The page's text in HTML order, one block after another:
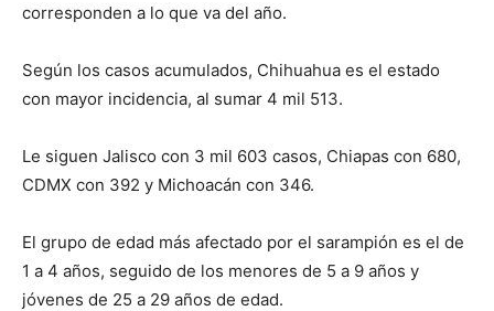
corresponden a lo que va del año.
Según los casos acumulados, Chihuahua es el estado
con mayor incidencia, al sumar 4 mil 513.
Le siguen Jalisco con 3 mil 603 casos, Chiapas con 680,
CDMX con 392 y Michoacán con 346.
El grupo de edad más afectado por el sarampión es el de
1 a 4 años, seguido de los menores de 5 a 9 años y
jóvenes de 25 a 29 años de edad.